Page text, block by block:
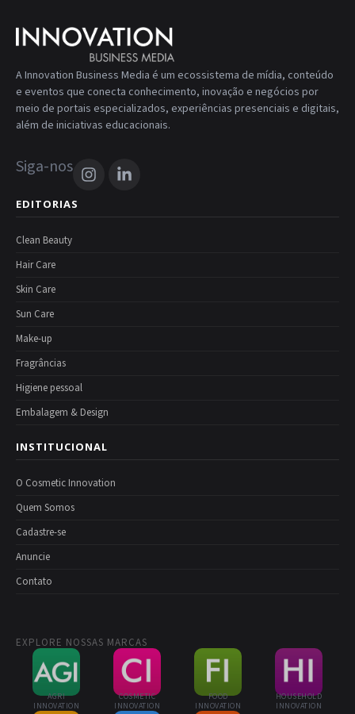
A Innovation Business Media é um ecossistema de mídia, conteúdo
e eventos que conecta conhecimento, inovação e negócios por
meio de portais especializados, experiências presenciais e digitais,
além de iniciativas educacionais.
Siga-nos
EDITORIAS
Clean Beauty
Hair Care
Skin Care
Sun Care
Make-up
Fragrâncias
Higiene pessoal
Embalagem & Design
INSTITUCIONAL
O Cosmetic Innovation
Quem Somos
Cadastre-se
Anuncie
Contato
EXPLORE NOSSAS MARCAS
AGRI
INNOVATION
COSMETIC
INNOVATION
FOOD
INNOVATION
HOUSEHOLD
INNOVATION